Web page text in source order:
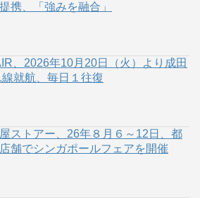
携、「強みを融合」
、2026年10月20日（火）より成田
線就航、毎日１往復
ストアー、26年８月６～12日、都
舗でシンガポールフェアを開催